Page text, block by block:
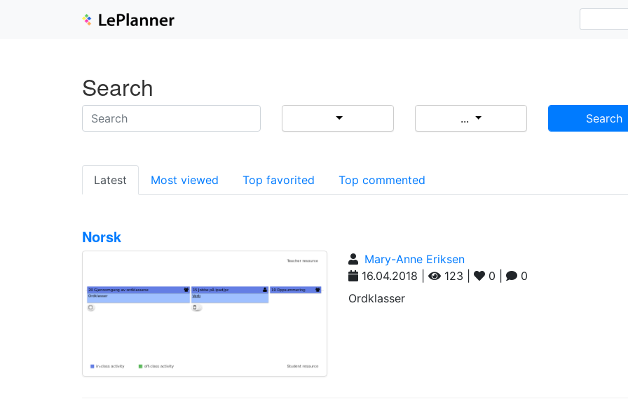
Search
... Search
Latest Most viewed Top favorited Top commented
Norsk
Mary-Anne Eriksen
16.04.2018 |
123 | 0 |
0
Ordklasser